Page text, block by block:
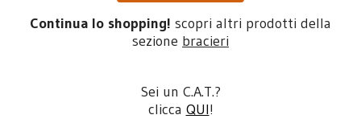
Continua lo shopping! scopri altri prodotti della
sezione bracieri
Sei un C.A.T.?
clicca QUI!